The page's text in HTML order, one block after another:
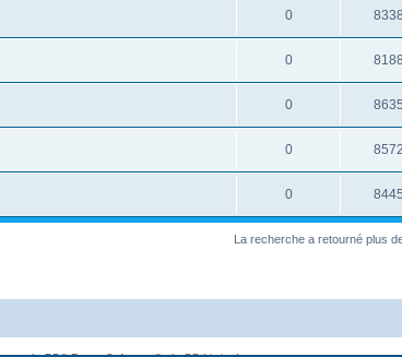
0
0
0
0
0
La recherche a retourné plus